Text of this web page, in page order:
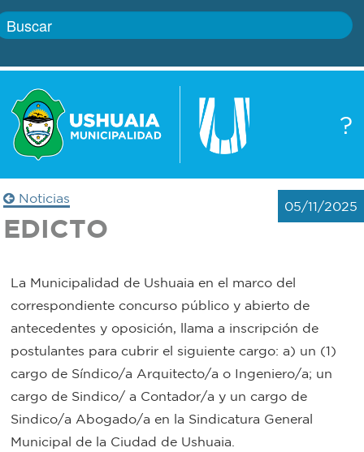
?
Boletín
Zoonosis
Bromatología
Rentas
Gobierno
Trámites
Actualidad
Personal
municipal
Noticias
05/11/2025
EDICTO
La Municipalidad de Ushuaia en el marco del
correspondiente concurso público y abierto de
antecedentes y oposición, llama a inscripción de
postulantes para cubrir el siguiente cargo: a) un (1)
cargo de Síndico/a Arquitecto/a o Ingeniero/a; un
cargo de Sindico/ a Contador/a y un cargo de
Sindico/a Abogado/a en la Sindicatura General
Municipal de la Ciudad de Ushuaia.